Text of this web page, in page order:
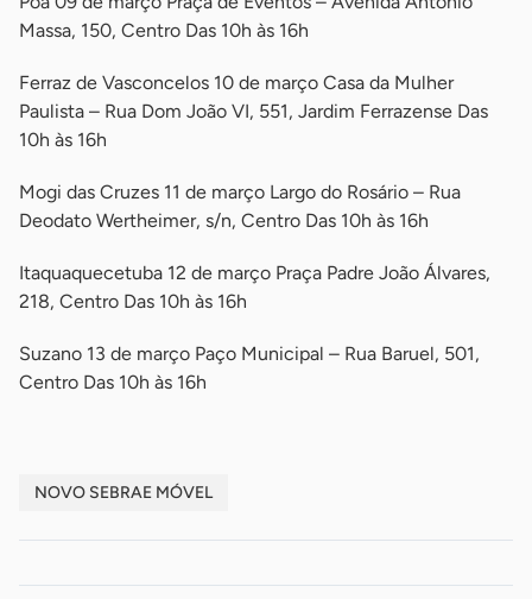
Massa, 150, Centro Das 10h às 16h
Ferraz de Vasconcelos 10 de março Casa da Mulher
Paulista – Rua Dom João VI, 551, Jardim Ferrazense Das
10h às 16h
Mogi das Cruzes 11 de março Largo do Rosário – Rua
Deodato Wertheimer, s/n, Centro Das 10h às 16h
Itaquaquecetuba 12 de março Praça Padre João Álvares,
218, Centro Das 10h às 16h
Suzano 13 de março Paço Municipal – Rua Baruel, 501,
Centro Das 10h às 16h
NOVO SEBRAE MÓVEL